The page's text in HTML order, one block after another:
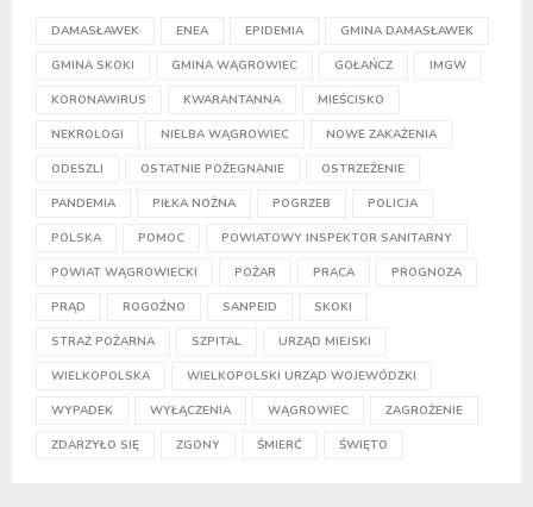
DAMASŁAWEK ENEA EPIDEMIA GMINA DAMASŁAWEK
GMINA SKOKI GMINA WĄGROWIEC GOŁAŃCZ IMGW
KORONAWIRUS KWARANTANNA MIEŚCISKO
NEKROLOGI NIELBA WĄGROWIEC NOWE ZAKAŻENIA
ODESZLI OSTATNIE POŻEGNANIE OSTRZEŻENIE
PANDEMIA PIŁKA NOŻNA POGRZEB POLICJA
POLSKA POMOC POWIATOWY INSPEKTOR SANITARNY
POWIAT WĄGROWIECKI POŻAR PRACA PROGNOZA
PRĄD ROGOŹNO SANPEID SKOKI
STRAŻ POŻARNA SZPITAL URZĄD MIEJSKI
WIELKOPOLSKA WIELKOPOLSKI URZĄD WOJEWÓDZKI
WYPADEK WYŁĄCZENIA WĄGROWIEC ZAGROŻENIE
ZDARZYŁO SIĘ ZGONY ŚMIERĆ ŚWIĘTO